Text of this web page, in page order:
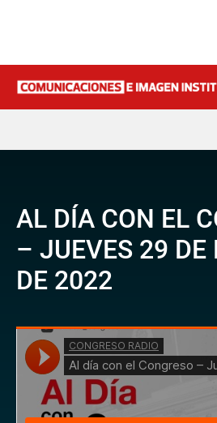
AL DÍA CON EL
– JUEVES 29 DE
DE 2022